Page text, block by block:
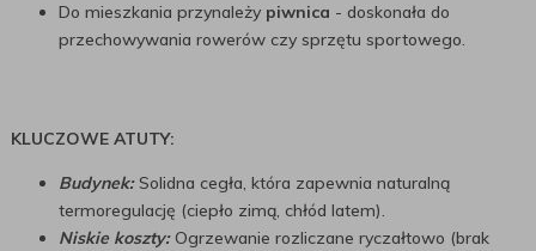
Do mieszkania przynależy piwnica - doskonała do
przechowywania rowerów czy sprzętu sportowego.
KLUCZOWE ATUTY:
Budynek:Solidna cegła, która zapewnia naturalną
termoregulację (ciepło zimą, chłód latem).
Niskie koszty:Ogrzewanie rozliczane ryczałtowo (brak